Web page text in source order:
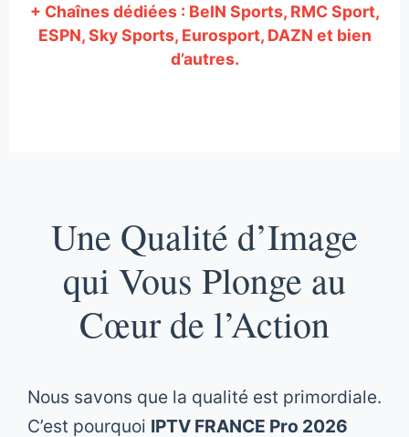
+ Chaînes dédiées : BeIN Sports, RMC Sport,
ESPN, Sky Sports, Eurosport, DAZN et bien
d’autres.
Une Qualité d’Image
qui Vous Plonge au
Cœur de l’Action
Nous savons que la qualité est primordiale.
C’est pourquoi IPTV FRANCE Pro 2026